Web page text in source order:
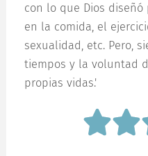
con lo que Dios
en la comida, el
sexualidad, etc. Pero,
tiempos y la voluntad
propias vidas.'